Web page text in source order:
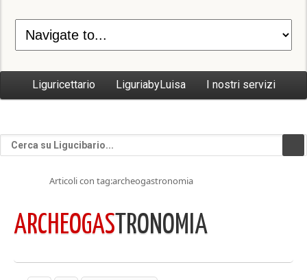
Liguricettario LiguriabyLuisa I nostri servizi
Articoli con tag:archeogastronomia
ARCHEOGASTRONOMIA